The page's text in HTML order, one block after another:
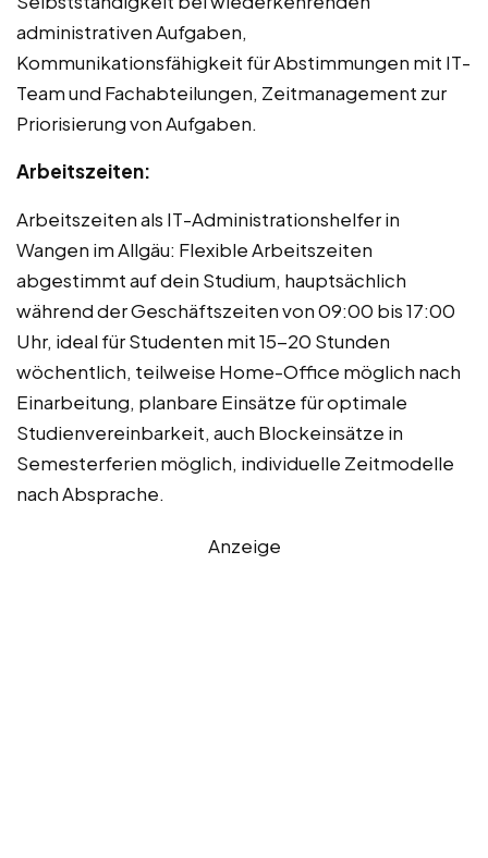
administrativen Aufgaben,
Kommunikationsfähigkeit für Abstimmungen mit IT-
Team und Fachabteilungen, Zeitmanagement zur
Priorisierung von Aufgaben.
Arbeitszeiten:
Arbeitszeiten als IT-Administrationshelfer in
Wangen im Allgäu: Flexible Arbeitszeiten
abgestimmt auf dein Studium, hauptsächlich
während der Geschäftszeiten von 09:00 bis 17:00
Uhr, ideal für Studenten mit 15-20 Stunden
wöchentlich, teilweise Home-Office möglich nach
Einarbeitung, planbare Einsätze für optimale
Studienvereinbarkeit, auch Blockeinsätze in
Semesterferien möglich, individuelle Zeitmodelle
nach Absprache.
Anzeige